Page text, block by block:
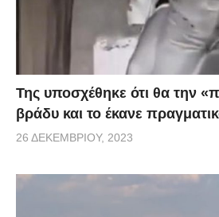
Της υποσχέθηκε ότι θα την
βράδυ και το έκανε
26 ΔΕΚΕΜΒΡΊΟΥ, 2023